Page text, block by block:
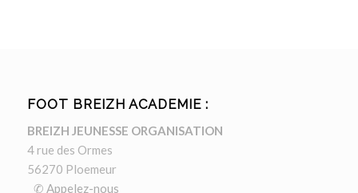
FOOT BREIZH ACADEMIE :
BREIZH JEUNESSE ORGANISATION
4 rue des Ormes
56270 Ploemeur
✆ Appelez-nous